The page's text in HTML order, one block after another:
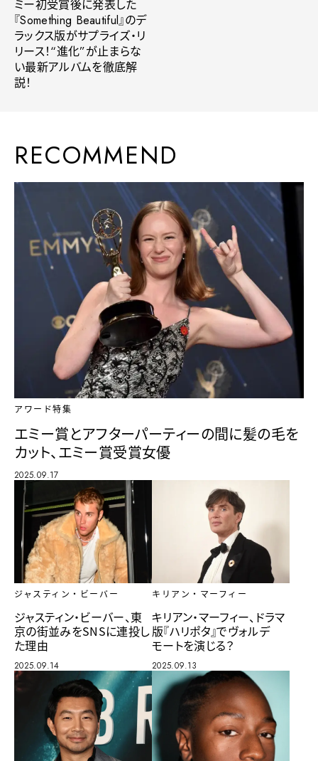
ミー初受賞後に発表した
『Something Beautiful』のデ
ラックス版がサプライズ・リ
リース！“進化”が止まらな
い最新アルバムを徹底解
説！
RECOMMEND
アワード特集
エミー賞とアフターパーティーの間に髪の毛を
カット、エミー賞受賞女優
2025.09.17
ジャスティン・ビーバー
ジャスティン・ビーバー、東
京の街並みをSNSに連投し
た理由
2025.09.14
キリアン・マーフィー
キリアン・マーフィー、ドラマ
版『ハリポタ』でヴォルデ
モートを演じる？
2025.09.13